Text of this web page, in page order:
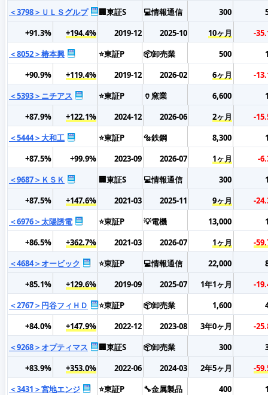
＜3798＞ＵＬＳグルプ
🏢東証S 💻情報通信 300
+91.3%
+194.4% 2019-12 2025-10 10ヶ月
-
＜8052＞椿本興
⭐東証P 📦卸売業 500
+90.9%
+119.4% 2019-12 2026-02 6ヶ月
-
＜5393＞ニチアス
⭐東証P 🏺窯業 6,600
+87.9%
+122.1% 2024-12 2026-06 2ヶ月
-
＜5444＞大和工
⭐東証P 🔩鉄鋼 8,300
+87.5%
+99.9% 2023-09 2026-07 1ヶ月
-
＜9687＞ＫＳＫ
🏢東証S 💻情報通信 300
+87.5%
+147.6% 2021-03 2025-11 9ヶ月
-
＜6976＞太陽誘電
⭐東証P 💡電機 13,000
+86.5%
+362.7% 2021-03 2026-07 1ヶ月
-
＜4684＞オービック
⭐東証P 💻情報通信 22,000
+85.1%
+129.6% 2019-09 2025-07 1年1ヶ月
-
＜2767＞円谷フィＨＤ
⭐東証P 📦卸売業 1,600
+84.0%
+147.9% 2022-12 2023-08 3年0ヶ月
-
＜9268＞オプティマス
🏢東証S 📦卸売業 300
+83.9%
+353.0% 2022-06 2024-03 2年5ヶ月
-
＜3431＞宮地エンジ
⭐東証P 🔧金属製品 400